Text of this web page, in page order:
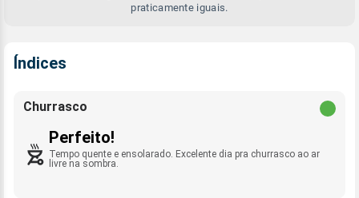
praticamente iguais.
Índices
Churrasco
Perfeito!
Tempo quente e ensolarado. Excelente dia pra churrasco ao ar
livre na sombra.